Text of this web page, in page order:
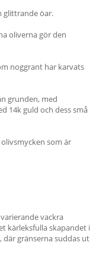
glittrande öar.
oliverna gör den
noggrant har karvats
grunden, med
14k guld och dess små
som är
vackra
kärleksfulla skapandet i
där gränserna suddas ut